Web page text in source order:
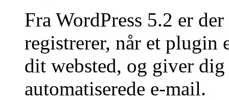
Fra WordPress 5.2 er
registrerer, når et plugin
dit websted, og giver dig
automatiserede e-mail.